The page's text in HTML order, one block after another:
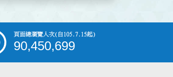
頁面總瀏覽人次(自105.7.15起)
90,450,699